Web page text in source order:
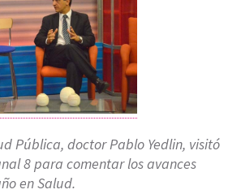
Pública, doctor Pablo Yedlin, visitó
8 para comentar los avances
en Salud.